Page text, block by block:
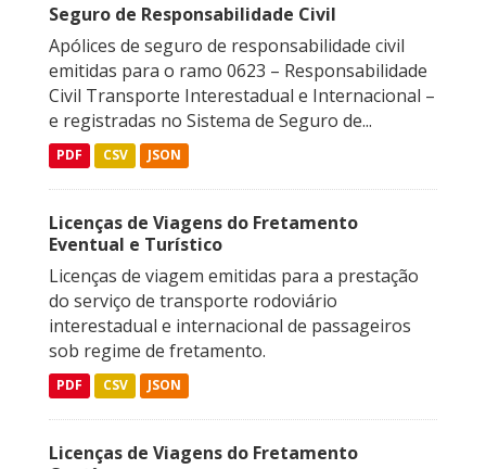
Seguro de Responsabilidade Civil
Apólices de seguro de responsabilidade civil
emitidas para o ramo 0623 – Responsabilidade
Civil Transporte Interestadual e Internacional –
e registradas no Sistema de Seguro de...
PDF CSV JSON
Licenças de Viagens do Fretamento
Eventual e Turístico
Licenças de viagem emitidas para a prestação
do serviço de transporte rodoviário
interestadual e internacional de passageiros
sob regime de fretamento.
PDF CSV JSON
Licenças de Viagens do Fretamento